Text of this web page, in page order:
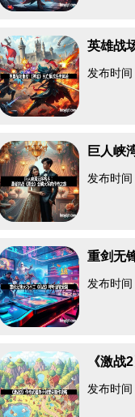
英雄战
发布时
巨人峡
发布时
重剑无
发布时
《激
发布时